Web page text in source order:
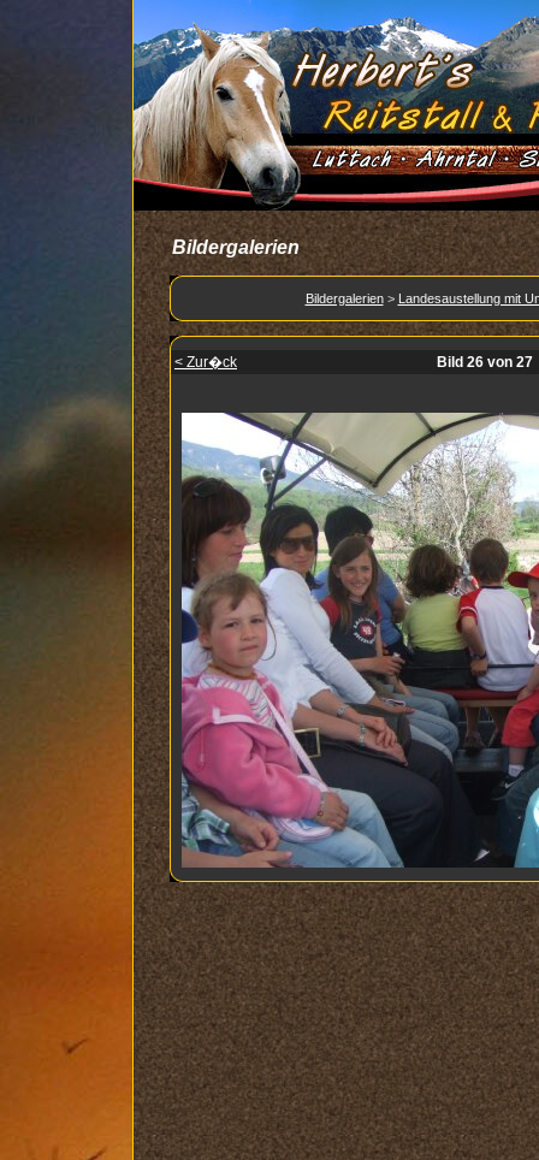
Bildergalerien
Bildergalerien> Landesaustellung mit
< Zur�ck Bild 26 von 27